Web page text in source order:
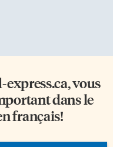
express.ca, vous
dans le
français!